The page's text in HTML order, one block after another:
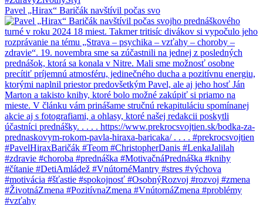
Pavel „Hirax“ Baričák navštívil počas svo